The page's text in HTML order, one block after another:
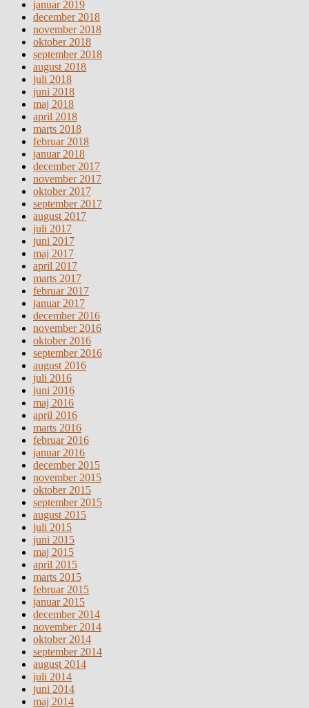
januar 2019
december 2018
november 2018
oktober 2018
september 2018
august 2018
juli 2018
juni 2018
maj 2018
april 2018
marts 2018
februar 2018
januar 2018
december 2017
november 2017
oktober 2017
september 2017
august 2017
juli 2017
juni 2017
maj 2017
april 2017
marts 2017
februar 2017
januar 2017
december 2016
november 2016
oktober 2016
september 2016
august 2016
juli 2016
juni 2016
maj 2016
april 2016
marts 2016
februar 2016
januar 2016
december 2015
november 2015
oktober 2015
september 2015
august 2015
juli 2015
juni 2015
maj 2015
april 2015
marts 2015
februar 2015
januar 2015
december 2014
november 2014
oktober 2014
september 2014
august 2014
juli 2014
juni 2014
maj 2014